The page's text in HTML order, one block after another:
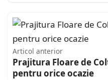
Articol anterior
Prajitura Floare de
pentru orice ocazie